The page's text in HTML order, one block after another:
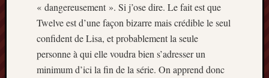
« dangereusement ». Si j’ose dire. Le fait est que
Twelve est d’une façon bizarre mais crédible le seul
confident de Lisa, et probablement la seule
personne à qui elle voudra bien s’adresser un
minimum d’ici la fin de la série. On apprend donc